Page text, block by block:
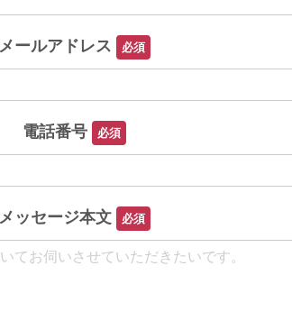
メールアドレス
電話番号
このフィールドは空のままに
メッセージ本文